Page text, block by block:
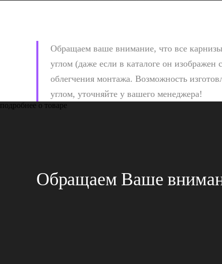
Обращаем ваше внимание, что все
углом (даже если в каталоге он
облегчения монтажа. Возможность
углом, уточняйте у вашего менеджера!
подробнее о товаре
Обращаем Ваше